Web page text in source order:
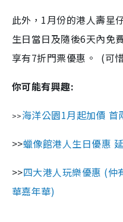
此外，1月份的港人壽星
生日當日及隨後6天內免
享有7折門票優惠。 (可
你可能有興趣:
>>海洋公園1月起加價 首
>>蠟像館港人生日優惠
>>四大港人玩樂優惠 (仲
華嘉年華)